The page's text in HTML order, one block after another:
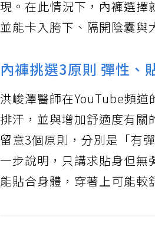
現。在此情況下，內褲選擇
並能卡入胯下、隔開陰囊與
內褲挑選3原則 彈性、
洪峻澤醫師在YouTube頻
排汗，並與增加舒適度有關
留意3個原則，分別是「有
一步說明，只講求貼身但
能貼合身體，穿著上可能較